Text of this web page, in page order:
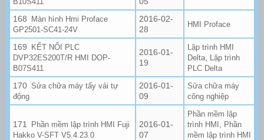
Màn hình Hmi Proface
GP2501-SC41-24V
2016-02-
28
HMI Proface
KẾT NỐI PLC
DVP32ES200T/R HMI DOP-
B07S411
2016-01-
19
Lập trình HMI
Delta
Lập trình
PLC Delta
Sửa chữa máy tẩy vải tự
động
2016-01-
09
Sửa chữa máy
công nghiệp
Phần mềm lập trình HMI Fuji
Hakko V-SFT V5.4.23.0
2016-01-
07
Phần mềm lập
trình HMI
Phần
mềm lập trình HMI